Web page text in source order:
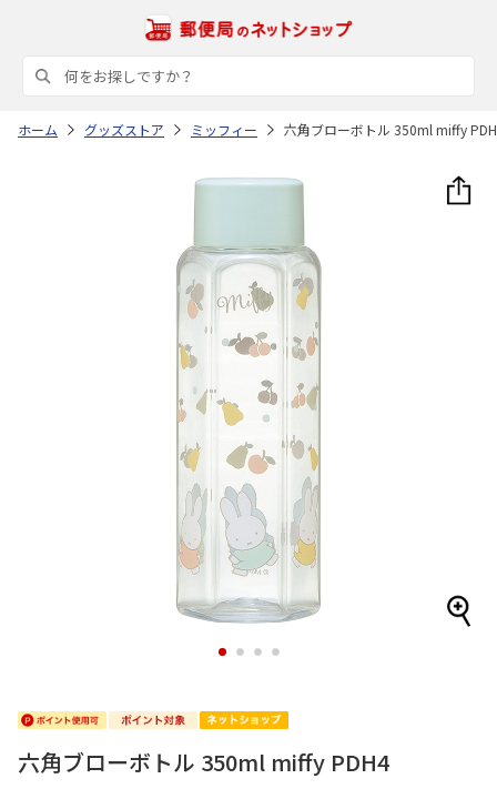
ホーム グッズストア ミッフィー 六角ブローボトル 350ml miffy
1 2 3 4
六角ブローボトル 350ml miffy PDH4